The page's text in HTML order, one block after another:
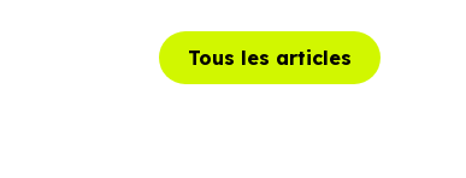
Tous les articles